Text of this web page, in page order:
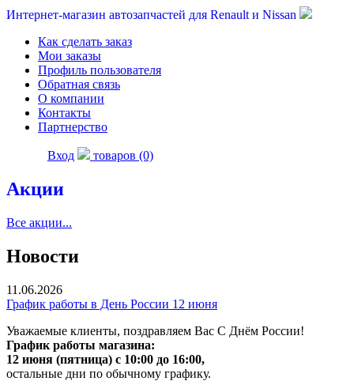
Интернет-магазин автозапчастей для Renault и Nissan
Как сделать заказ
Мои заказы
Профиль пользователя
Обратная связь
О компании
Контакты
Партнерство
Вход товаров (0)
Акции
Все акции...
Новости
11.06.2026
График работы в День России 12 июня
Уважаемые клиенты, поздравляем Вас С Днём России!
График работы магазина:
12 июня (пятница) с 10:00 до 16:00,
остальные дни по обычному графику.